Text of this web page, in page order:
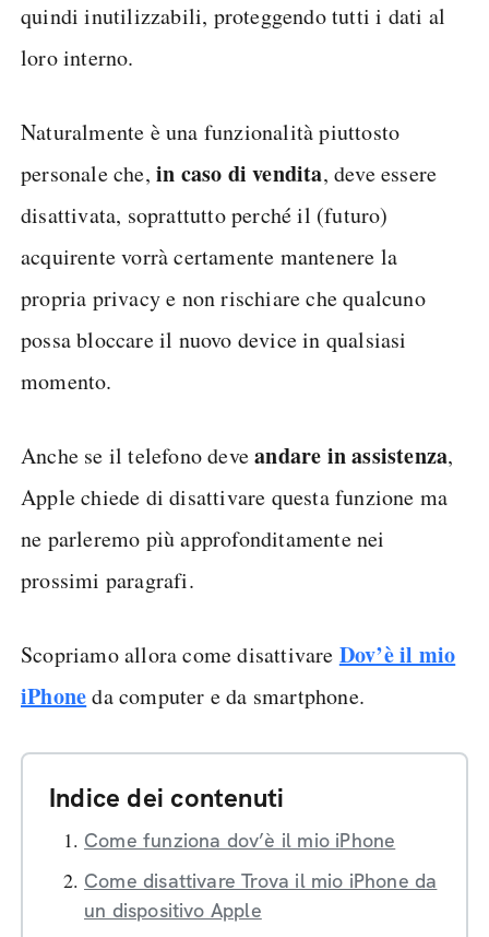
quindi inutilizzabili, proteggendo tutti i dati al
loro interno.
Naturalmente è una funzionalità piuttosto
personale che, in caso di vendita, deve essere
disattivata, soprattutto perché il (futuro)
acquirente vorrà certamente mantenere la
propria privacy e non rischiare che qualcuno
possa bloccare il nuovo device in qualsiasi
momento.
Anche se il telefono deveandare in assistenza,
Apple chiede di disattivare questa funzione ma
ne parleremo più approfonditamente nei
prossimi paragrafi.
Scopriamo allora come disattivare Dov’è il mio
iPhoneda computer e da smartphone.
Indice dei contenuti
Come funziona dov’è il mio iPhone
Come disattivare Trova il mio iPhone da
un dispositivo Apple